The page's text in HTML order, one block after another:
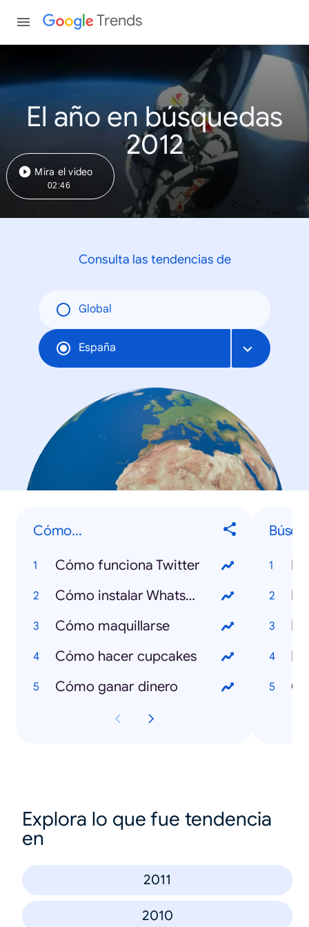
Trends
El año en búsquedas
2012
Mira el video
02:46
Consulta las tendencias de
Global
España
Cómo...
Cómo funciona Twitter
Cómo instalar WhatsApp
Cómo maquillarse
Cómo hacer cupcakes
Cómo ganar dinero
Explora lo que fue tendencia
en
2011
2010